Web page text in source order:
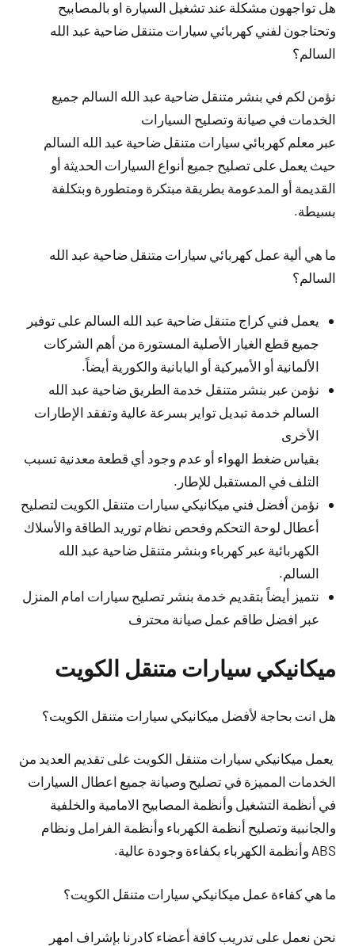
هل تواجهون مشكلة عند تشغيل السيارة او بالمصابيح
وتحتاجون لفني كهربائي سيارات متنقل ضاحية عبد الله
السالم؟
نؤمن لكم في بنشر متنقل ضاحية عبد الله السالم جميع
الخدمات في صيانة وتصليح السيارات
عبر معلم كهربائي سيارات متنقل ضاحية عبد الله السالم
حيث يعمل على تصليح جميع أنواع السيارات الحديثة أو
القديمة أو المدعومة بطريقة مبتكرة ومتطورة وبتكلفة
بسيطة.
ما هي ألية عمل كهربائي سيارات متنقل ضاحية عبد الله
السالم؟
يعمل فني كراج متنقل ضاحية عبد الله السالم على توفير
جميع قطع الغيار الأصلية المستورة من أهم الشركات
الألمانية أو الأميركية أو اليابانية والكورية أيضاً.
نؤمن عبر بنشر متنقل خدمة الطريق ضاحية عبد الله
السالم خدمة تبديل تواير بسرعة عالية وتفقد الإطارات
الأخرى
بقياس ضغط الهواء أو عدم وجود أي قطعة معدنية تسبب
التلف في المستقبل للإطار.
نؤمن أفضل فني ميكانيكي سيارات متنقل الكويت لتصليح
أعطال لوحة التحكم وفحص نظام توريد الطاقة والأسلاك
الكهربائية عبر كهرباء وبنشر متنقل ضاحية عبد الله
السالم.
نتميز أيضاً بتقديم خدمة بنشر تصليح سيارات امام المنزل
عبر افضل طاقم عمل صيانة محترف
ميكانيكي سيارات متنقل الكويت
هل انت بحاجة لأفضل ميكانيكي سيارات متنقل الكويت؟
يعمل ميكانيكي سيارات متنقل الكويت على تقديم العديد من
الخدمات المميزة في تصليح وصيانة جميع اعطال السيارات
في أنظمة التشغيل وأنظمة المصابيح الامامية والخلفية
والجانبية وتصليح أنظمة الكهرباء وأنظمة الفرامل ونظام
ABS وأنظمة الكهرباء بكفاءة وجودة عالية.
ما هي كفاءة عمل ميكانيكي سيارات متنقل الكويت؟
نحن نعمل على تدريب كافة أعضاء كادرنا بإشراف امهر